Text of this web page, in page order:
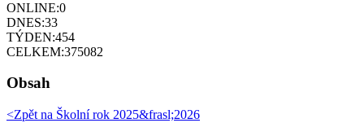
ONLINE:0
DNES:33
TÝDEN:454
CELKEM:375082
Obsah
<Zpět na Školní rok 2025&frasl;2026